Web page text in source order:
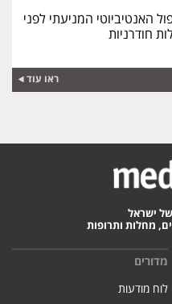
האנטיביוטי המניעתי לפני
חודרניות
ראו עוד
ישראל
מחלות ותרופות
מדורים
לוח מודעות